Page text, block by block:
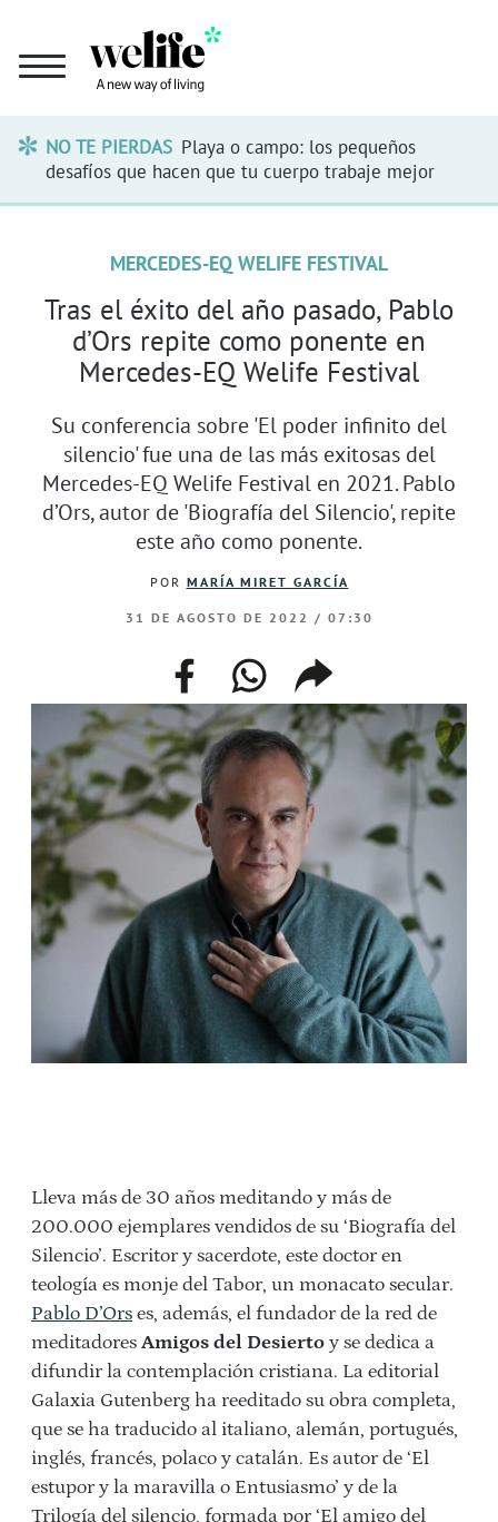
NO TE PIERDAS Playa o campo: los pequeños
desafíos que hacen que tu cuerpo trabaje mejor
MERCEDES-EQ WELIFE FESTIVAL
Tras el éxito del año pasado, Pablo
d’Ors repite como ponente en
Mercedes-EQ Welife Festival
Su conferencia sobre 'El poder infinito del
silencio' fue una de las más exitosas del
Mercedes-EQ Welife Festival en 2021. Pablo
d’Ors, autor de 'Biografía del Silencio', repite
este año como ponente.
POR MARÍA MIRET GARCÍA
31 DE AGOSTO DE 2022 / 07:30
facebookwhatsappcompartir
enlace
Lleva más de 30 años meditando y más de
200.000 ejemplares vendidos de su ‘Biografía del
Silencio’. Escritor y sacerdote, este doctor en
teología es monje del Tabor, un monacato secular.
Pablo D’Ors es, además, el fundador de la red de
meditadores Amigos del Desierto y se dedica a
difundir la contemplación cristiana. La editorial
Galaxia Gutenberg ha reeditado su obra completa,
que se ha traducido al italiano, alemán, portugués,
inglés, francés, polaco y catalán. Es autor de ‘El
estupor y la maravilla o Entusiasmo’ y de la
Trilogía del silencio, formada por ‘El amigo del